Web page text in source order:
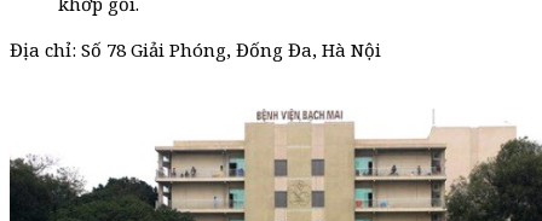
Địa chỉ: Số 78 Giải Phóng, Đống Đa, Hà Nội